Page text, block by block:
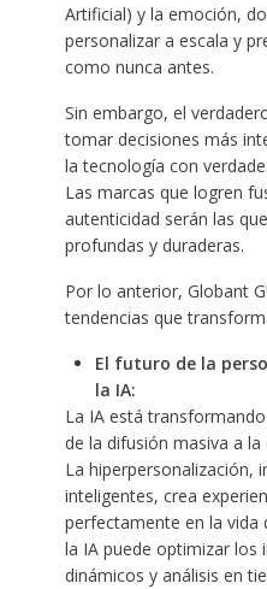
Artificial) y la emoción,
personalizar a escala y
como nunca antes.
Sin embargo, el
tomar decisiones más
la tecnología con
Las marcas que logren
autenticidad serán las
profundas y duraderas.
Por lo anterior, Globant
tendencias que
El futuro de la
la IA:
La IA está
de la difusión masiva a
La hiperpersonalización,
inteligentes, crea
perfectamente en la vida
la IA puede optimizar los
dinámicos y análisis en